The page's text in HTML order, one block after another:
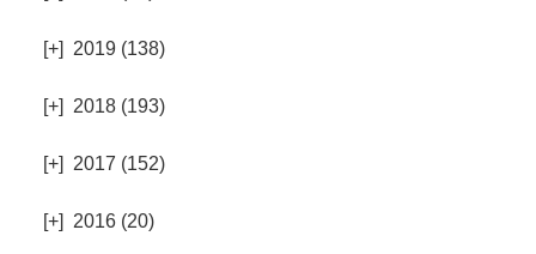
[+] 2019 (138)
[+] 2018 (193)
[+] 2017 (152)
[+] 2016 (20)